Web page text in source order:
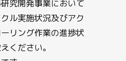
究開発事業において
ル実施状況及びアク
リング作業の進捗状
ください。